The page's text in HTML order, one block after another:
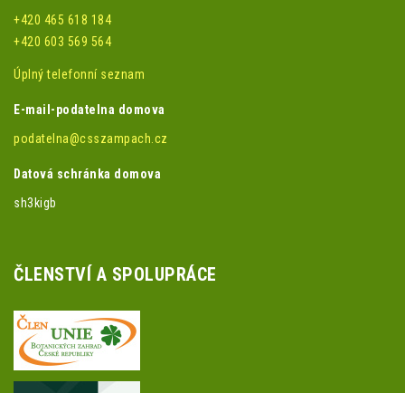
+420 465 618 184
+420 603 569 564
Úplný telefonní seznam
E-mail-podatelna domova
podatelna@csszampach.cz
Datová schránka domova
sh3kigb
ČLENSTVÍ A SPOLUPRÁCE